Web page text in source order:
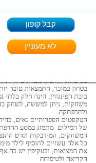
לפנינו סדרהמעולהלגיל הרך
בטוב טעם וברגישות לכושר
הסדרה עשויה לספק לילדים
לפעילות יצירתית, לחידוד
ולטיפוח הרצון להכיר ולחקור
ולהיות שותפים להרפתקה
השימוש בגיבור קבוע, פיני
שבסדרה ומוליך את
פסיכולוגית רבה. נוצרת בילד
בטחון במוכר, התמצאות טובה
בובת הפינגווין, הינה חלק
משחקית, ניתן למששה, לשחק
ולהרפתקה.
הטקסטים הספרותיים נאים,
של המילים מתמזג במסע
המשחקים, המידבקות וסרט
כל אלה עשויים להוסיף לילד
את המציאות, ובעקיפין יש בה
הקריאה ולטיפוחה